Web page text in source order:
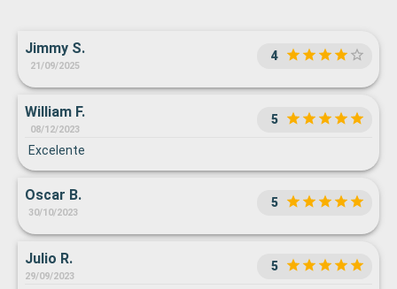
Jimmy S.
21/09/2025
4
William F.
08/12/2023
5
Excelente
Oscar B.
30/10/2023
5
Julio R.
29/09/2023
5